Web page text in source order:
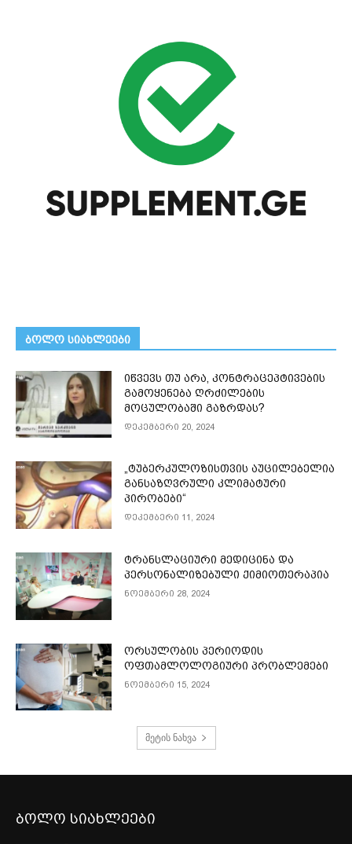
ᲑᲝᲚᲝ ᲡᲘᲐᲮᲚᲔᲔᲑᲘ
იწვევს თუ არა, კონტრაცეპტივების
გამოყენება ღრძილების
მოცულობაში გაზრდას?
დეკემბერი 20, 2024
„ტუბერკულოზისთვის აუცილებელია
განსაზღვრული კლიმატური
პირობები“
დეკემბერი 11, 2024
ტრანსლაციური მედიცინა და
პერსონალიზებული ქიმიოთერაპია
ნოემბერი 28, 2024
ორსულობის პერიოდის
ოფთამლოლოგიური პრობლემები
ნოემბერი 15, 2024
მეტის ნახვა
ბოლო სიახლეები